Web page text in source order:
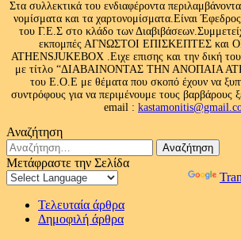
Στα συλλεκτικά του ενδιαφέροντα
νομίσματα και τα χαρτονομίσματα.Είναι
του Γ.Ε.Σ στο κλάδο των
εκπομπές ΑΓΝΩΣΤΟΙ ΕΠΙΣΚΕΠΤΕΣ και
ATHENSJUKEBOX .Ειχε επισης και την δική
με τίτλο “ΔΙΑΒΑΙΝΟΝΤΑΣ ΤΗΝ ΑΝΟΠΑΙΑ
του Ε.Ο.Ε με θέματα που σκοπό έχουν να
συντρόφους για να περιμένουμε τους βαρβάρους
email :
Αναζήτηση
Αναζήτηση
για:
Μετάφραστε την Σελίδα
Τελευταία άρθρα
Δημοφιλή άρθρα